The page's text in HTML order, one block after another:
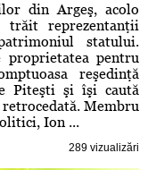
din Argeş, acolo
trăit reprezentanţii
statului.
pentru
reşedinţă
Piteşti şi îşi caută
Membru
Ion ...
289 vizualizări